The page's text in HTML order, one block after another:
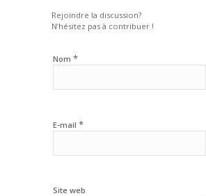
Rejoindre la discussion?
N’hésitez pas à contribuer !
Nom *
E-mail *
Site web